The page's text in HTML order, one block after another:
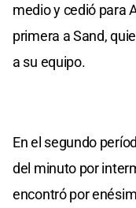
medio y cedió para
primera a Sand,
a su equipo.
En el segundo
del minuto por
encontró por